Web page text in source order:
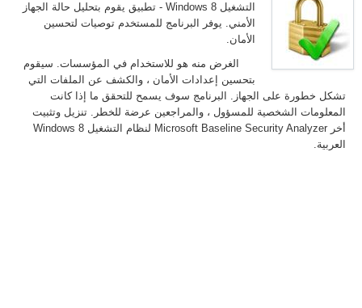
التشغيل Windows 8 - تطبيق يقوم بتحليل حالة الجهاز
الأمني. يوفر البرنامج للمستخدم توصيات لتحسين
الأمان.
الغرض منه هو للاستخدام في المؤسسات. سيقوم
بتحسين إعدادات الأمان ، والكشف عن الملفات التي
تشكل خطورة على الجهاز. البرنامج سوف يسمح للتحقق ما إذا كانت
المعلومات الشخصية للمسؤول ، والمراجعين عرضة للخطر. تنزيل وتثبيت
أخر Microsoft Baseline Security Analyzer لنظام التشغيل Windows 8
العربية.